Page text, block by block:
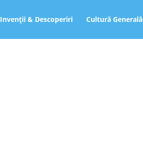
Invenții & Descoperiri Cultură Generală